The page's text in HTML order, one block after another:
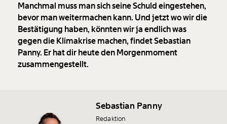
Manchmal muss man sich seine Schuld eingestehen,
bevor man weitermachen kann. Und jetzt wo wir die
Bestätigung haben, könnten wir ja endlich was
gegen die Klimakrise machen, findet Sebastian
Panny. Er hat dir heute den Morgenmoment
zusammengestellt.
Sebastian Panny
Redaktion